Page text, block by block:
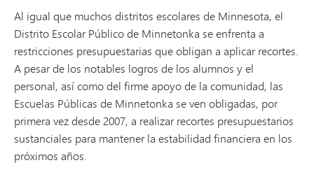
Al igual que muchos distritos escolares de Minnesota, el
Distrito Escolar Público de Minnetonka se enfrenta a
restricciones presupuestarias que obligan a aplicar recortes.
A pesar de los notables logros de los alumnos y el
personal, así como del firme apoyo de la comunidad, las
Escuelas Públicas de Minnetonka se ven obligadas, por
primera vez desde 2007, a realizar recortes presupuestarios
sustanciales para mantener la estabilidad financiera en los
próximos años.